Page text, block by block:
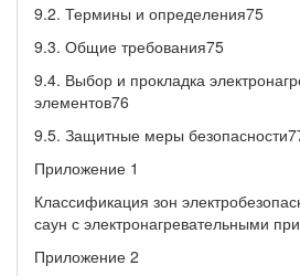
9.2. Термины и определения75
9.3. Общие требования75
9.4. Выбор и прокладка
элементов76
9.5. Защитные меры
Приложение 1
Классификация зон
саун с электронагревательными
Приложение 2